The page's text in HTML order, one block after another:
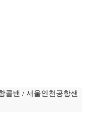
콜밴 / 서울인천공항샌